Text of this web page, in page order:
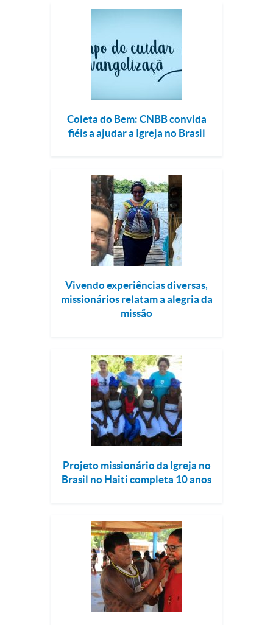
Coleta do Bem: CNBB convida
fiéis a ajudar a Igreja no Brasil
Vivendo experiências diversas,
missionários relatam a alegria da
missão
Projeto missionário da Igreja no
Brasil no Haiti completa 10 anos